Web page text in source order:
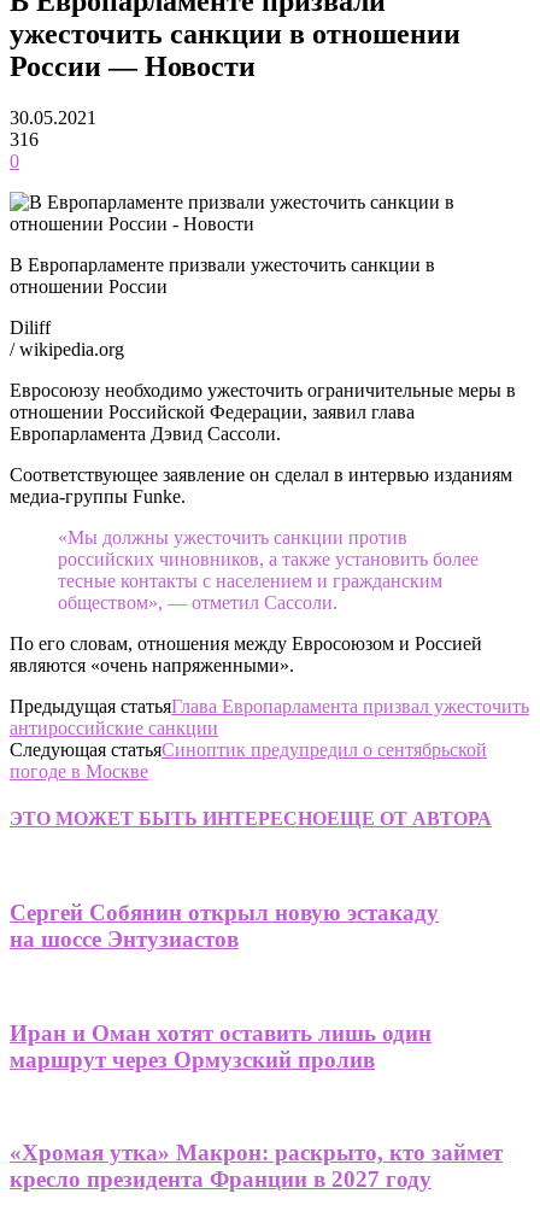
ужесточить санкции в отношении
России — Новости
30.05.2021
316
0
В Европарламенте призвали ужесточить санкции в
отношении России
Diliff
/ wikipedia.org
Евросоюзу необходимо ужесточить ограничительные меры в
отношении Российской Федерации, заявил глава
Европарламента Дэвид Сассоли.
Соответствующее заявление он сделал в интервью изданиям
медиа-группы Funke.
«Мы должны ужесточить санкции против
российских чиновников, а также установить более
тесные контакты с населением и гражданским
обществом», — отметил Сассоли.
По его словам, отношения между Евросоюзом и Россией
являются «очень напряженными».
Предыдущая статьяГлава Европарламента призвал ужесточить
антироссийские санкции
Следующая статьяСиноптик предупредил о сентябрьской
погоде в Москве
ЭТО МОЖЕТ БЫТЬ ИНТЕРЕСНОЕЩЕ ОТ АВТОРА
Сергей Собянин открыл новую эстакаду
на шоссе Энтузиастов
Иран и Оман хотят оставить лишь один
маршрут через Ормузский пролив
«Хромая утка» Макрон: раскрыто, кто займет
кресло президента Франции в 2027 году